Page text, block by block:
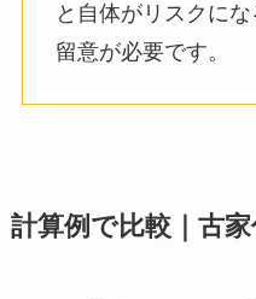
と自体がリスクに
留意が必要です。
計算例で比較｜古